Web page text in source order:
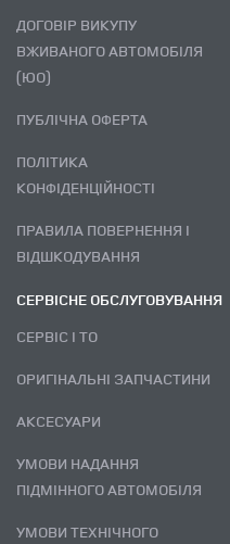
ДОГОВІР ВИКУПУ
ВЖИВАНОГО АВТОМОБІЛЯ
(ЮО)
ПУБЛІЧНА ОФЕРТА
ПОЛІТИКА
КОНФІДЕНЦІЙНОСТІ
ПРАВИЛА ПОВЕРНЕННЯ І
ВІДШКОДУВАННЯ
СЕРВІСНЕ ОБСЛУГОВУВАННЯ
СЕРВІС І ТО
ОРИГІНАЛЬНІ ЗАПЧАСТИНИ
АКСЕСУАРИ
УМОВИ НАДАННЯ
ПІДМІННОГО АВТОМОБІЛЯ
УМОВИ ТЕХНІЧНОГО